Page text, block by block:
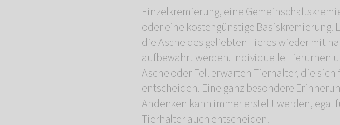
Einzelkremierung, eine
oder eine kostengünstige Basiskremierung.
die Asche des geliebten Tieres wieder mit
aufbewahrt werden. Individuelle Tierurnen
Asche oder Fell erwarten Tierhalter, die
entscheiden. Eine ganz besondere
Andenken kann immer erstellt werden, egal
Tierhalter auch entscheiden.